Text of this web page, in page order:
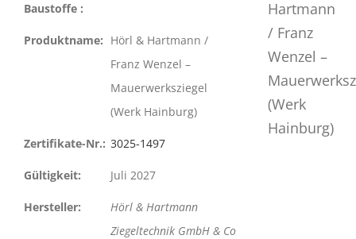
Baustoffe :
Produktname: Hörl & Hartmann /
Franz Wenzel –
Mauerwerksziegel
(Werk Hainburg)
Zertifikate-Nr.: 3025-1497
Gültigkeit: Juli 2027
Hersteller:
Hörl & Hartmann
Ziegeltechnik GmbH & Co